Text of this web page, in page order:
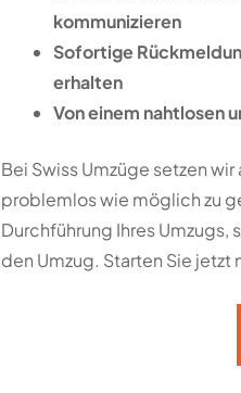
kommunizieren
Sofortige
erhalten
Von einem nahtlosen
Bei Swiss Umzüge setzen wir
problemlos wie möglich zu
Durchführung Ihres Umzugs,
den Umzug. Starten Sie jetzt